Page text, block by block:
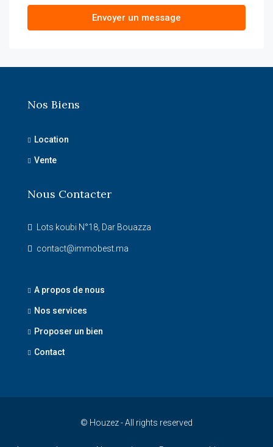
Envoyer un message
Nos Biens
Location
Vente
Nous Contacter
Lots koubi N°18, Dar Bouazza
contact@immobest.ma
A propos de nous
Nos services
Proposer un bien
Contact
© Houzez - All rights reserved